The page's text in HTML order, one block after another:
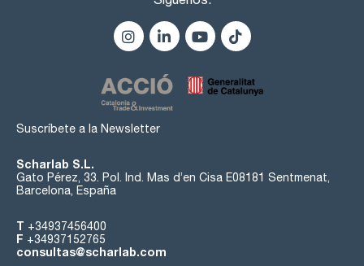
Suscríbete a la Newsletter
Scharlab S.L.
Gato Pérez, 33. Pol. Ind. Mas d’en Cisa E08181 Sentmenat,
Barcelona, España
T +34937456400
F +34937152765
consultas@scharlab.com